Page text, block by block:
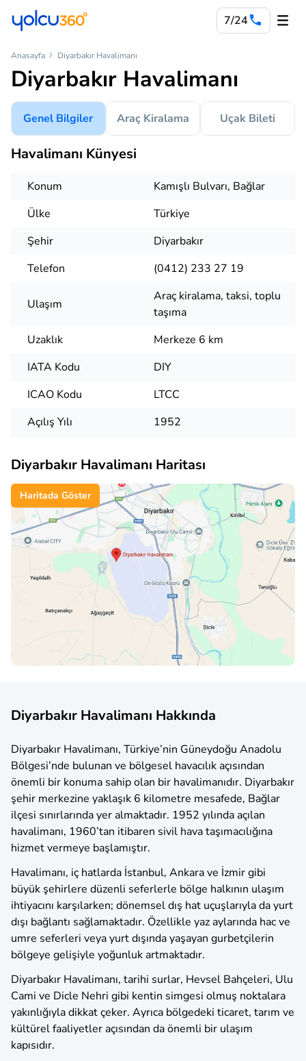
7/24
Anasayfa Diyarbakır Havalimanı
Diyarbakır Havalimanı
Genel Bilgiler Araç Kiralama Uçak Bileti
Havalimanı Künyesi
Konum
Kamışlı Bulvarı, Bağlar
Ülke
Türkiye
Şehir
Diyarbakır
Telefon
(0412) 233 27 19
Ulaşım
Araç kiralama, taksi, toplu
taşıma
Uzaklık
Merkeze 6 km
IATA Kodu
DIY
ICAO Kodu
LTCC
Açılış Yılı
1952
Diyarbakır Havalimanı Haritası
Haritada Göster
Diyarbakır Havalimanı Hakkında
Diyarbakır Havalimanı, Türkiye’nin Güneydoğu Anadolu
Bölgesi’nde bulunan ve bölgesel havacılık açısından
önemli bir konuma sahip olan bir havalimanıdır. Diyarbakır
şehir merkezine yaklaşık 6 kilometre mesafede, Bağlar
ilçesi sınırlarında yer almaktadır. 1952 yılında açılan
havalimanı, 1960’tan itibaren sivil hava taşımacılığına
hizmet vermeye başlamıştır.
Havalimanı, iç hatlarda İstanbul, Ankara ve İzmir gibi
büyük şehirlere düzenli seferlerle bölge halkının ulaşım
ihtiyacını karşılarken; dönemsel dış hat uçuşlarıyla da yurt
dışı bağlantı sağlamaktadır. Özellikle yaz aylarında hac ve
umre seferleri veya yurt dışında yaşayan gurbetçilerin
bölgeye gelişiyle yoğunluk artmaktadır.
Diyarbakır Havalimanı, tarihi surlar, Hevsel Bahçeleri, Ulu
Cami ve Dicle Nehri gibi kentin simgesi olmuş noktalara
yakınlığıyla dikkat çeker. Ayrıca bölgedeki ticaret, tarım ve
kültürel faaliyetler açısından da önemli bir ulaşım
kapısıdır.